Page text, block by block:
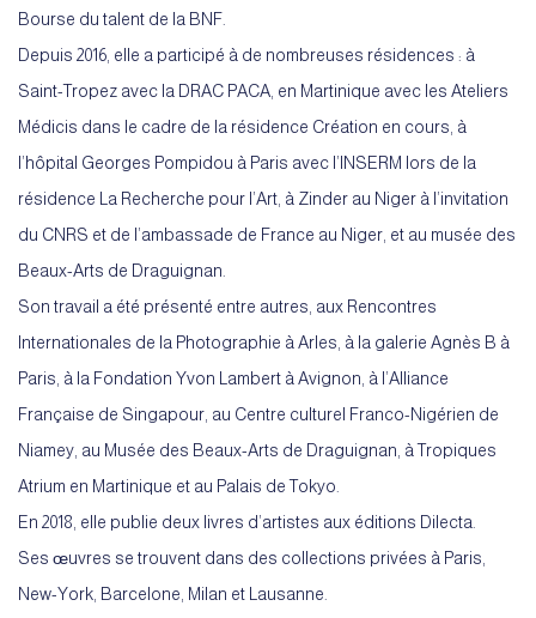
Bourse du talent de la BNF.
Depuis 2016, elle a participé à de nombreuses résidences : à
Saint-Tropez avec la DRAC PACA, en Martinique avec les Ateliers
Médicis dans le cadre de la résidence Création en cours, à
l’hôpital Georges Pompidou à Paris avec l’INSERM lors de la
résidence La Recherche pour l’Art, à Zinder au Niger à l’invitation
du CNRS et de l’ambassade de France au Niger, et au musée des
Beaux-Arts de Draguignan.
Son travail a été présenté entre autres, aux Rencontres
Internationales de la Photographie à Arles, à la galerie Agnès B à
Paris, à la Fondation Yvon Lambert à Avignon, à l’Alliance
Française de Singapour, au Centre culturel Franco-Nigérien de
Niamey, au Musée des Beaux-Arts de Draguignan, à Tropiques
Atrium en Martinique et au Palais de Tokyo.
En 2018, elle publie deux livres d’artistes aux éditions Dilecta.
Ses œuvres se trouvent dans des collections privées à Paris,
New-York, Barcelone, Milan et Lausanne.